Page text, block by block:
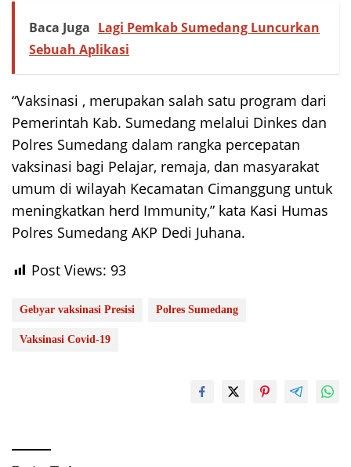
Baca Juga Lagi Pemkab Sumedang Luncurkan
Sebuah Aplikasi
“Vaksinasi , merupakan salah satu program dari
Pemerintah Kab. Sumedang melalui Dinkes dan
Polres Sumedang dalam rangka percepatan
vaksinasi bagi Pelajar, remaja, dan masyarakat
umum di wilayah Kecamatan Cimanggung untuk
meningkatkan herd Immunity,” kata Kasi Humas
Polres Sumedang AKP Dedi Juhana.
Post Views: 93
Gebyar vaksinasi Presisi Polres Sumedang
Vaksinasi Covid-19